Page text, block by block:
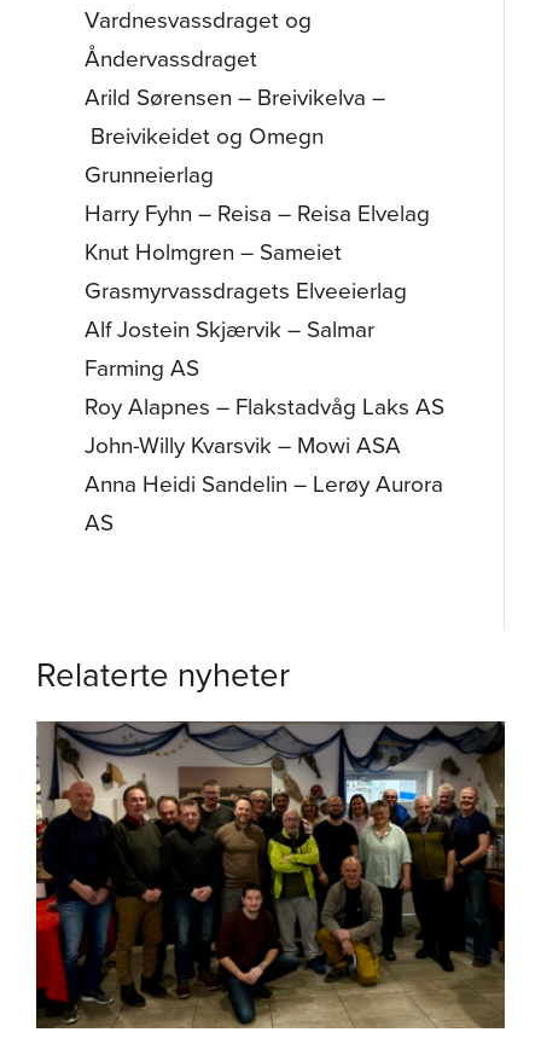
Vardnesvassdraget og
Åndervassdraget
Arild Sørensen – Breivikelva –
Breivikeidet og Omegn
Grunneierlag
Harry Fyhn – Reisa – Reisa Elvelag
Knut Holmgren – Sameiet
Grasmyrvassdragets Elveeierlag
Alf Jostein Skjærvik – Salmar
Farming AS
Roy Alapnes – Flakstadvåg Laks AS
John-Willy Kvarsvik – Mowi ASA
Anna Heidi Sandelin – Lerøy Aurora
AS
Relaterte nyheter